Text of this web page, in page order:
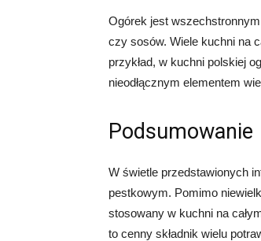
Ogórek jest
czy sosów. Wiele kuchni na
przykład, w kuchni polskiej
nieodłącznym elementem
Podsumowanie
W świetle przedstawionych
pestkowym. Pomimo
stosowany w kuchni na
to cenny składnik wielu